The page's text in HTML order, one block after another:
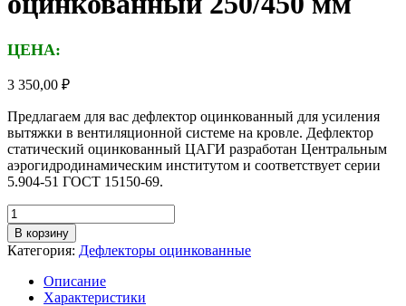
ЦЕНА:
3 350,00 ₽
Предлагаем для вас дефлектор оцинкованный для усиления
вытяжки в вентиляционной системе на кровле. Дефлектор
статический оцинкованный ЦАГИ разработан Центральным
аэрогидродинамическим институтом и соответствует серии
5.904-51 ГОСТ 15150-69.
Количество
товара
Дефлектор
статический
оцинкованный
250/450
В корзину
Категория: Дефлекторы оцинкованные
Описание
Характеристики